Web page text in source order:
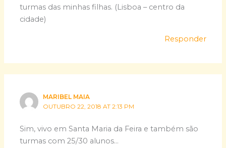
turmas das minhas filhas. (Lisboa – centro da
cidade)
Responder
MARIBEL MAIA
OUTUBRO 22, 2018 AT 2:13 PM
Sim, vivo em Santa Maria da Feira e também são
turmas com 25/30 alunos…